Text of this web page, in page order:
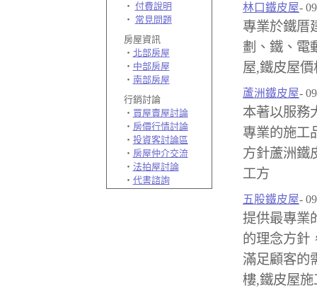
‧ 付費說明
‧ 常見問題
房屋資訊
‧ 北部房屋
‧ 中部房屋
‧ 南部房屋
行銷討論
‧ 買屋賣屋討論
‧ 房價行情討論
‧ 投資客討論區
‧ 房屋仲介交流
‧ 法拍屋討論
‧ 代書諮詢
林口鐵皮屋-
專業於鐵厝
劃、鐵、電
屋,鐵皮屋
蘆洲鐵皮屋-
本著以服務
專業的施工
方針蘆洲鐵
工方
五股鐵皮屋-
提供最專業
的理念方針
滿足顧客的
樓,鐵皮屋施